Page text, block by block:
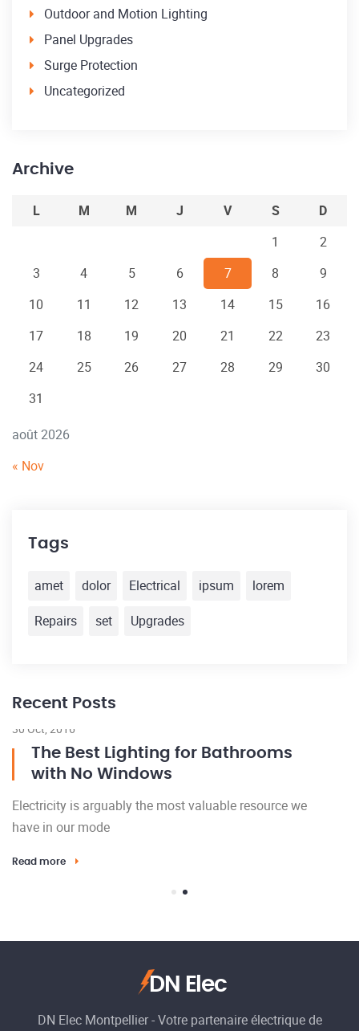
Outdoor and Motion Lighting
Panel Upgrades
Surge Protection
Uncategorized
Archive
août 2026
L M M J V S
D
1
2
3
4 5 6 7 8
9
10
11 12 13 14 15
16
17
18 19 20 21 22
23
24
25 26 27 28 29
30
31
« Nov
Tags
amet dolor Electrical ipsum
lorem
Repairs
set Upgrades
Recent Posts
30 Oct, 2016
The Best Lighting for Bathrooms
with No Windows
Electricity is arguably the most valuable resource we
have in our mode
Read more
DN Elec
DN Elec Montpellier - Votre partenaire électrique de